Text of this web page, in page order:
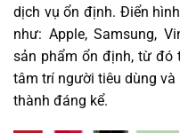
dịch vụ ổn định. Điển
như: Apple, Samsung,
sản phẩm ổn định, từ đó
tâm trí người tiêu dùng
thành đáng kể.